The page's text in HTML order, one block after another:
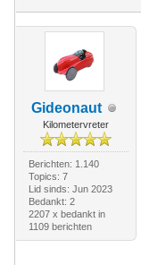
Gideonaut
Kilometervreter
Berichten: 1.140
Topics: 7
Lid sinds: Jun 2023
Bedankt: 2
2207 x bedankt in
1109 berichten